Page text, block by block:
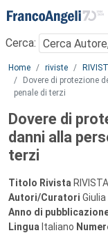
Menu
Cerca:
Main content
Home riviste
Dovere di protezione
penale di terzi
Dovere di
danni alla
terzi
Titolo Rivista
Autori/Curatori
Anno di
Lingua Italiano